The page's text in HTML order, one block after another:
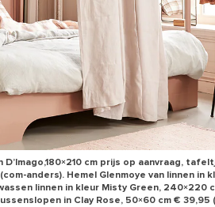
cm prijs op aanvraag,
anders). Hemel Glenmoye van linnen in
linnen in kleur Misty Green, 240×220
in Clay Rose, 50×60 cm € 39,95